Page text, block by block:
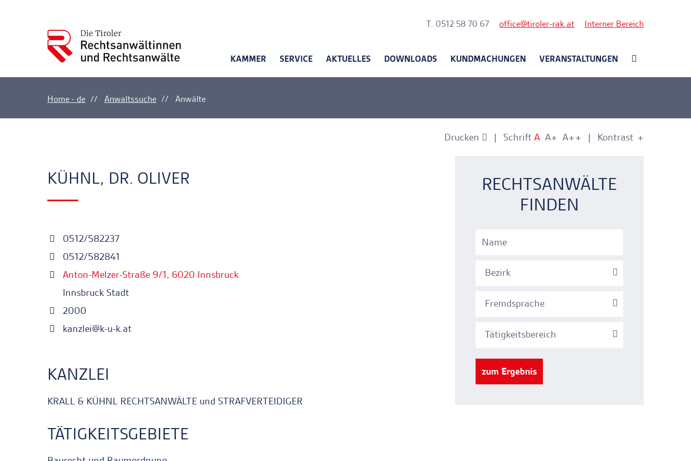
T. 0512 58 70 67 office tiroler-rak.at Interner Bereich
KAMMER SERVICE AKTUELLES DOWNLOADS KUNDMACHUNGEN VERANSTALTUNGEN
Home - de Anwaltssuche Anwälte
Drucken Schrift A A+ A++ Kontrast +
-
KÜHNL, DR. OLIVER
0512/582237
0512/582841
Anton-Melzer-Straße 9/1, 6020 Innsbruck
Innsbruck Stadt
2000
kanzlei@k-u-k.at
KANZLEI
KRALL & KÜHNL RECHTSANWÄLTE und STRAFVERTEIDIGER
TÄTIGKEITSGEBIETE
RECHTSANWÄLTE
FINDEN
Bezirk
Fremdsprache
Tätigkeitsbereich
zum Ergebnis